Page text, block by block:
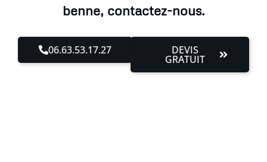
benne, contactez-nous.
06.63.53.17.27 DEVIS
GRATUIT